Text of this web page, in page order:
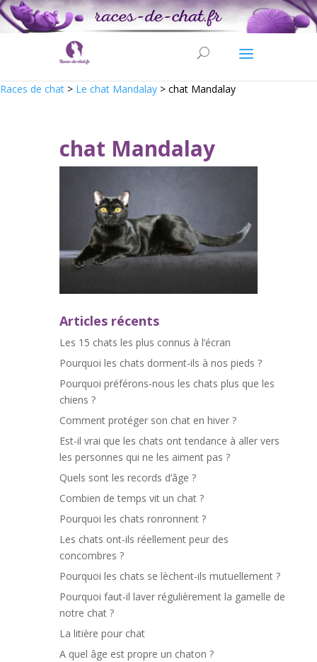
Races de chat > Le chat Mandalay > chat Mandalay
chat Mandalay
Articles récents
Les 15 chats les plus connus à l’écran
Pourquoi les chats dorment-ils à nos pieds ?
Pourquoi préférons-nous les chats plus que les
chiens ?
Comment protéger son chat en hiver ?
Est-il vrai que les chats ont tendance à aller vers
les personnes qui ne les aiment pas ?
Quels sont les records d’âge ?
Combien de temps vit un chat ?
Pourquoi les chats ronronnent ?
Les chats ont-ils réellement peur des
concombres ?
Pourquoi les chats se lèchent-ils mutuellement ?
Pourquoi faut-il laver régulièrement la gamelle de
notre chat ?
La litière pour chat
A quel âge est propre un chaton ?